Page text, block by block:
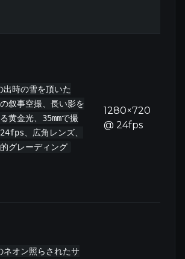
出時の雪を頂いた
叙事空撮、長い影を
黄金光、35mmで撮
、広角レンズ、
グレーディング
1280×720
@ 24fps
ネオン照らされたサ